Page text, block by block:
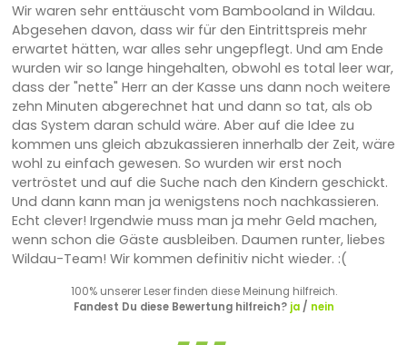
Wir waren sehr enttäuscht vom Bambooland in Wildau.
Abgesehen davon, dass wir für den Eintrittspreis mehr
erwartet hätten, war alles sehr ungepflegt. Und am Ende
wurden wir so lange hingehalten, obwohl es total leer war,
dass der "nette" Herr an der Kasse uns dann noch weitere
zehn Minuten abgerechnet hat und dann so tat, als ob
das System daran schuld wäre. Aber auf die Idee zu
kommen uns gleich abzukassieren innerhalb der Zeit, wäre
wohl zu einfach gewesen. So wurden wir erst noch
vertröstet und auf die Suche nach den Kindern geschickt.
Und dann kann man ja wenigstens noch nachkassieren.
Echt clever! Irgendwie muss man ja mehr Geld machen,
wenn schon die Gäste ausbleiben. Daumen runter, liebes
Wildau-Team! Wir kommen definitiv nicht wieder. :(
100% unserer Leser finden diese Meinung hilfreich.
Fandest Du diese Bewertung hilfreich? ja/ nein